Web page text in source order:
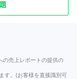
の売上レポートの提供の
す。(お客様を直接識別可